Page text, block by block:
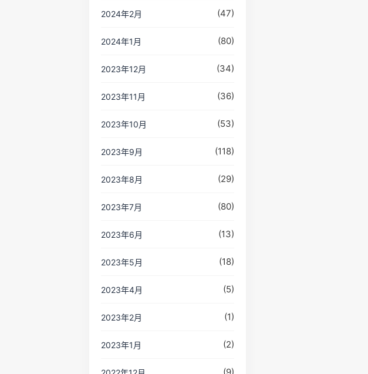
2024年2月 (47)
2024年1月 (80)
2023年12月 (34)
2023年11月 (36)
2023年10月 (53)
2023年9月 (118)
2023年8月 (29)
2023年7月 (80)
2023年6月 (13)
2023年5月 (18)
2023年4月 (5)
2023年2月 (1)
2023年1月 (2)